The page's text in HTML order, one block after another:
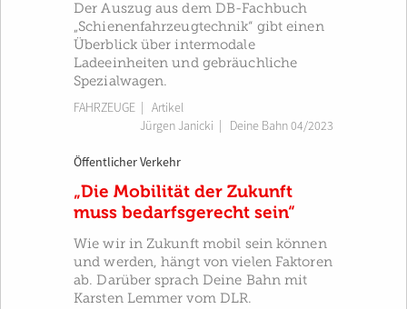
Der Auszug aus dem DB-Fachbuch
„Schienenfahrzeugtechnik“ gibt einen
Überblick über intermodale
Ladeeinheiten und gebräuchliche
Spezialwagen.
FAHRZEUGE | Artikel
Jürgen Janicki
Deine Bahn 04/2023
Öffentlicher Verkehr
„Die Mobilität der Zukunft
muss bedarfsgerecht sein“
Wie wir in Zukunft mobil sein können
und werden, hängt von vielen Faktoren
ab. Darüber sprach Deine Bahn mit
Karsten Lemmer vom DLR.